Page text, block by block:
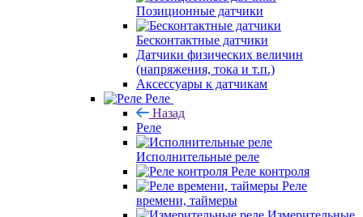
Позиционные датчики
Бесконтактные датчики
Датчики физических величин
(напряжения, тока и т.п.)
Аксессуары к датчикам
Реле
Назад
Реле
Исполнительные реле
Реле контроля
Реле
времени, таймеры